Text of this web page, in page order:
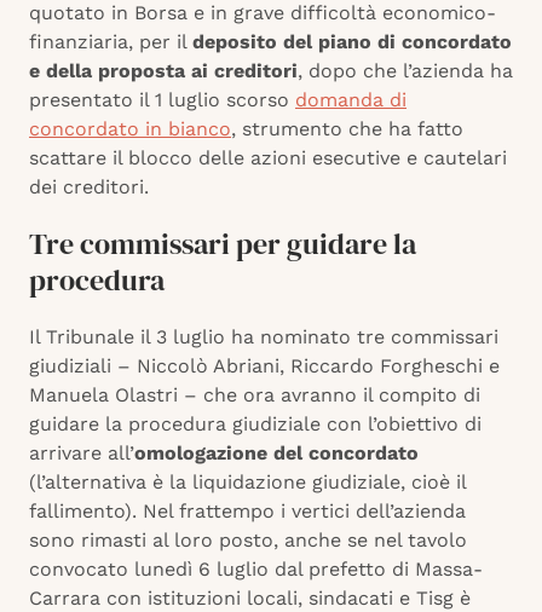
quotato in Borsa e in grave difficoltà economico-
finanziaria, per il deposito del piano di concordato
e della proposta ai creditori, dopo che l’azienda ha
presentato il 1 luglio scorso domanda di
concordato in bianco, strumento che ha fatto
scattare il blocco delle azioni esecutive e cautelari
dei creditori.
Tre commissari per guidare la
procedura
Il Tribunale il 3 luglio ha nominato tre commissari
giudiziali – Niccolò Abriani, Riccardo Forgheschi e
Manuela Olastri – che ora avranno il compito di
guidare la procedura giudiziale con l’obiettivo di
arrivare all’omologazione del concordato
(l’alternativa è la liquidazione giudiziale, cioè il
fallimento). Nel frattempo i vertici dell’azienda
sono rimasti al loro posto, anche se nel tavolo
convocato lunedì 6 luglio dal prefetto di Massa-
Carrara con istituzioni locali, sindacati e Tisg è